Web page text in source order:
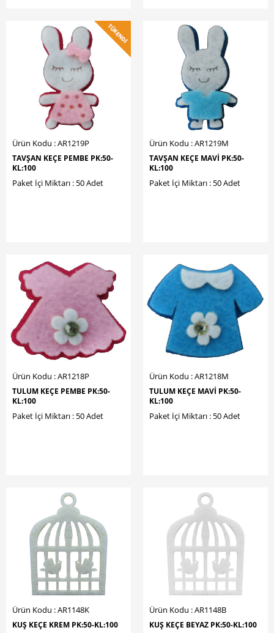
Ürün Kodu : AR1219P
TAVŞAN KEÇE PEMBE PK:50-
KL:100
Paket İçi Miktarı : 50 Adet
Ürün Kodu : AR1219M
TAVŞAN KEÇE MAVİ PK:50-
KL:100
Paket İçi Miktarı : 50 Adet
Ürün Kodu : AR1218P
TULUM KEÇE PEMBE PK:50-
KL:100
Paket İçi Miktarı : 50 Adet
Ürün Kodu : AR1218M
TULUM KEÇE MAVİ PK:50-
KL:100
Paket İçi Miktarı : 50 Adet
Ürün Kodu : AR1148K
KUŞ KEÇE KREM PK:50-KL:100
Ürün Kodu : AR1148B
KUŞ KEÇE BEYAZ PK:50-KL:100